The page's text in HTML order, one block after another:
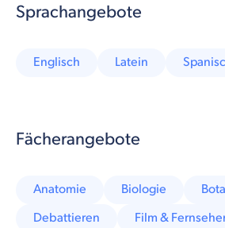
Sprachangebote
Englisch Latein
Fächerangebote
Anatomie Biologie
Debattieren
Film &